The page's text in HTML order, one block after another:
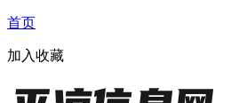
首页
加入收藏